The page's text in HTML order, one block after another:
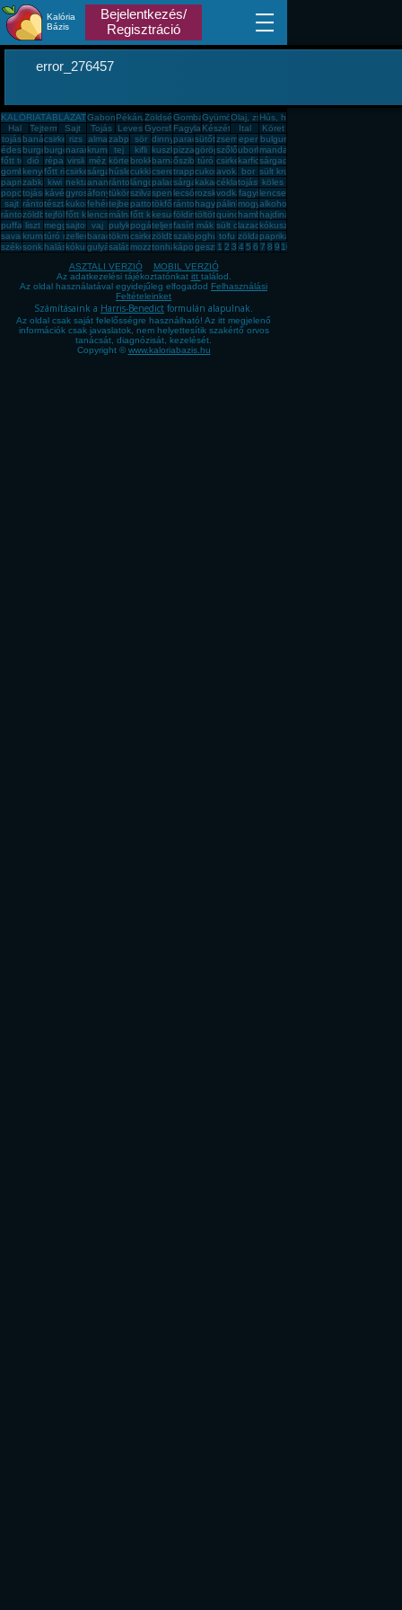
Kalória
Bázis
Bejelentkezés/
Regisztráció
error_276457
KALÓRIATÁBLÁZATGabona, mag, örlemény
Pékáru, édesség, sütemény, rágcsa, tészta
Zöldség, fűszer
GombaGyümölcsOlaj, zsíradékHús, húskészítmény
Hal
TejtermékSajt Tojás Leves Gyorsfagyasztott, dobozos, konzerv étel
Fagylalt, jégkrém
Készétel Ital
Köret
tojás banáncsirkemell
rizs alma zabpehely
sör dinnyeparadicsom
sütőtökzsemleeper bulgur
édesburgonya
burgonyaburgonyanarancskrumplitej kifli kuszkusz
pizzagörögdinnye
szőlőuborkamandarin
főtt tojás
dió répa virsli méz körte brokkolibarnarizsőszibarack
túró csirkecomb
karfiolsárgadinnye
gombakenyérfőtt rizscsirkemájsárgarépa
húslevescukkinicseresznyetrappista sajt
cukoravokádó
bor sült krumpli
paprikazabkása
kiwi nektarinananászrántott hús
lángospalacsintasárgabarack
kakaós csiga
céklatojásfehérje
köles
popcorntojásrántotta
kávégyrosáfonyatükörtojás
szilvaspenótlecsórozskenyér
vodkafagyi lencse
sajt rántott csirkemell
tésztakukoricafehér kenyér
tejbegrízpattogatott kukorica
tökfőzelék
rántottahagymapálinkamogyoróalkohol
rántott sajt
zöldbabtejfölfőtt kukorica
lencsefőzelék
málnafőtt krumpli
kesudióföldimogyoró
töltött káposzta
quinoahamburger
hajdina
puffasztott rizs
liszt meggysajtos pogácsa
vaj pulykamell
pogácsateljes kiőrlésû kenyér
fasírt mák sült csirkecomb
lazackókuszzsír
savanyú káposzta
krumplipüré
túró rudizellerbaracktökmagcsirkemell sonka
zöldbabfőzelék
szalonnajoghurttofu zöldalmapaprikás krumpli
székelykáposzta
sonkahalászlékókuszreszelék
gulyásleves
salátamozzarella
tonhalkáposztagesztenye
1 2 3 4 5 6 7 8 9 10
ASZTALI VERZIÓ
MOBIL VERZIÓ
Az adatkezelési tájékoztatónkat itt találod.
Az oldal használatával egyidejűleg elfogadod Felhasználási
Feltételeinket
Számításaink a Harris-Benedict formulán alapulnak.
Az oldal csak saját felelősségre használható! Az itt megjelenő
információk csak javaslatok, nem helyettesítik szakértő orvos
tanácsát, diagnózisát, kezelését.
Copyright © www.kaloriabazis.hu